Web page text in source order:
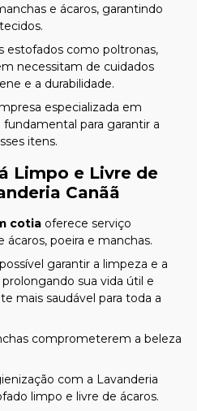
e ácaros, garantindo
estofados como poltronas,
necessitam de cuidados
e a durabilidade.
especializada em
para garantir a
itens.
Limpo e Livre de
Canãã
cotia oferece serviço
ácaros, poeira e manchas.
garantir a limpeza e a
sua vida útil e
mais saudável para toda a
comprometerem a beleza
com a Lavanderia
limpo e livre de ácaros.